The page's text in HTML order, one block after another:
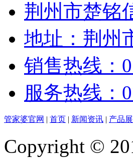
荆州市楚铭
地址：荆州
销售热线：
服务热线：
管家婆官网 | 首页 | 新闻资讯 | 产品
Copyright ©